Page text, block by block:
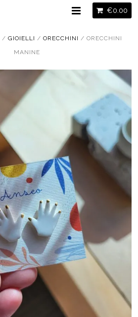
€0.00
/GIOIELLI /ORECCHINI / ORECCHINI
MANINE